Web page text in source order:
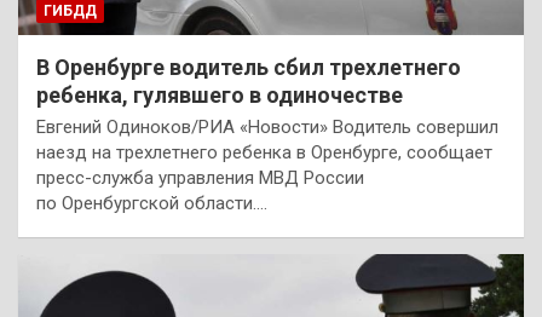
ГИБДД
В Оренбурге водитель сбил трехлетнего
ребенка, гулявшего в одиночестве
Евгений Одиноков/РИА «Новости» Водитель совершил
наезд на трехлетнего ребенка в Оренбурге, сообщает
пресс-служба управления МВД России
по Оренбургской области.…